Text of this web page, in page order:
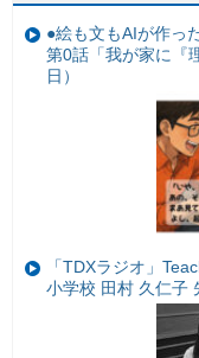
●絵も文もAIが作っ
第0話「我が家に『
日）
「TDXラジオ」
小学校 田村 久仁子